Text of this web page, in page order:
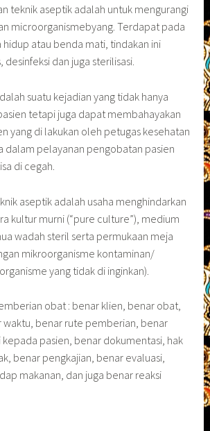
teknik aseptik adalah untuk mengurangi
microorganismebyang. Terdapat pada
atau benda mati, tindakan ini
dan juga sterilisasi.
suatu kejadian yang tidak hanya
tetapi juga dapat membahayakan
yang di lakukan oleh petugas kesehatan
dalam pelayanan pengobatan pasien
di cegah.
aseptik adalah usaha menghindarkan
kultur murni (“pure culture”), medium
wadah steril serta permukaan meja
mikroorganisme kontaminan/
yang tidak di inginkan).
obat : benar klien, benar obat,
waktu, benar rute pemberian, benar
kepada pasien, benar dokumentasi, hak
benar pengkajian, benar evaluasi,
makanan, dan juga benar reaksi